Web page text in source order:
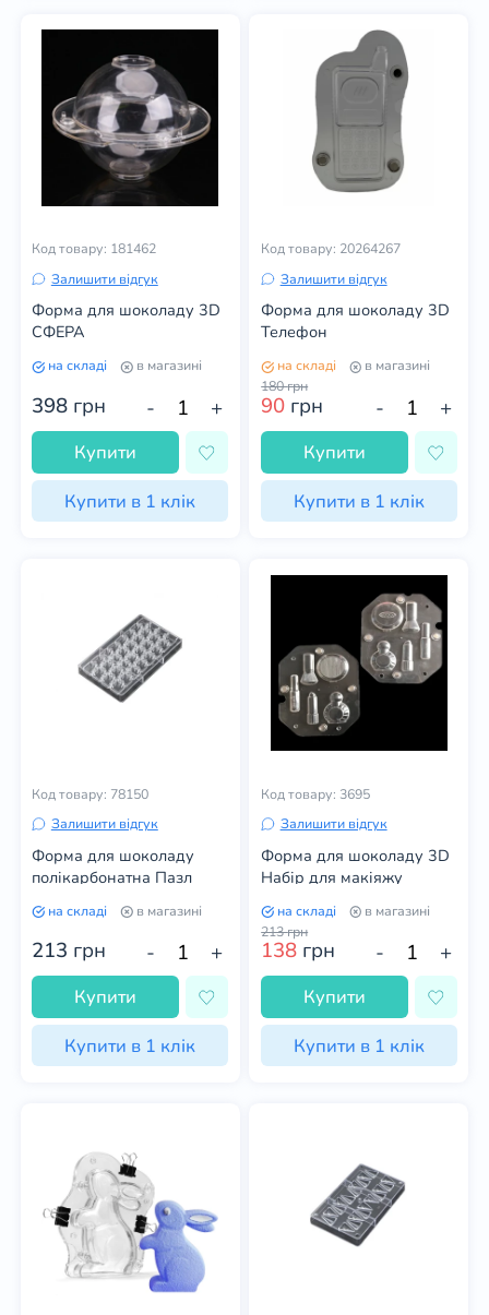
Код товару: 181462
Залишити відгук
Форма для шоколаду 3D
СФЕРА
на складі в магазині
398 грн - +
Купити
Купити в 1 клік
Код товару: 20264267
Залишити відгук
Форма для шоколаду 3D
Телефон
на складі
в магазині
180грн
90 грн - +
Купити
Купити в 1 клік
Код товару: 78150
Залишити відгук
Форма для шоколаду
полікарбонатна Пазл
на складі в магазині
213 грн - +
Купити
Купити в 1 клік
Код товару: 3695
Залишити відгук
Форма для шоколаду 3D
Набір для макіяжу
на складі
в магазині
213грн
138 грн - +
Купити
Купити в 1 клік